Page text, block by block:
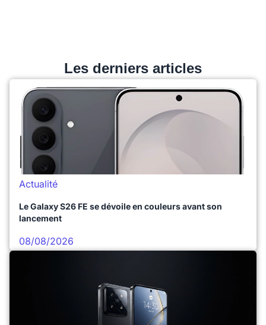
Les derniers articles
Actualité
Le Galaxy S26 FE se dévoile en couleurs avant son
lancement
08/08/2026